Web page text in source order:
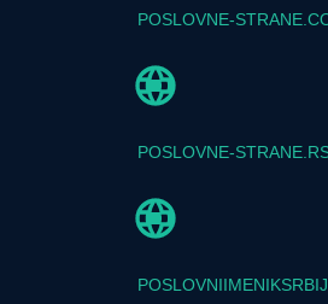
POSLOVNE-
POSLOVNE-